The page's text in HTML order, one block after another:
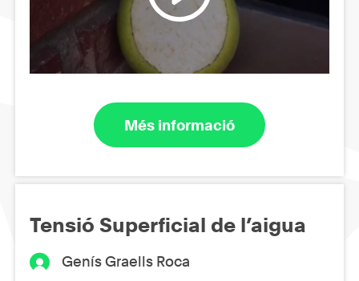
Més informació
Tensió Superficial de l’aigua
Genís Graells Roca